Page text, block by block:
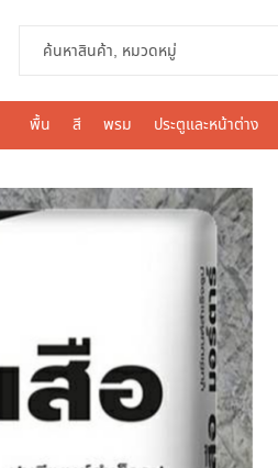
พื้น สี พรม ประตูและหน้าต่าง